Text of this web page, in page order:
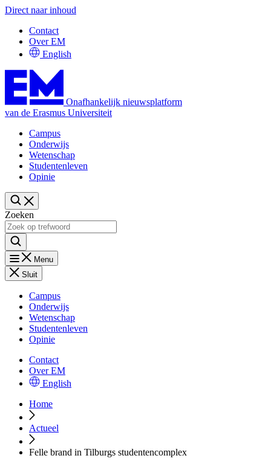
Direct naar inhoud
Contact
Over EM
English
Onafhankelijk nieuwsplatform
van de Erasmus Universiteit
Campus
Onderwijs
Wetenschap
Studentenleven
Opinie
Zoeken
Menu
Sluit
Campus
Onderwijs
Wetenschap
Studentenleven
Opinie
Contact
Over EM
English
Home
Actueel
Felle brand in Tilburgs studentencomplex